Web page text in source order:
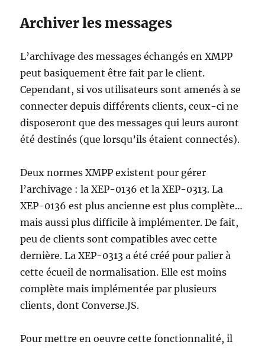
Archiver les messages
L’archivage des messages échangés en XMPP
peut basiquement être fait par le client.
Cependant, si vos utilisateurs sont amenés à se
connecter depuis différents clients, ceux-ci ne
disposeront que des messages qui leurs auront
été destinés (que lorsqu’ils étaient connectés).
Deux normes XMPP existent pour gérer
l’archivage : la XEP-0136 et la XEP-0313. La
XEP-0136 est plus ancienne est plus complète…
mais aussi plus difficile à implémenter. De fait,
peu de clients sont compatibles avec cette
dernière. La XEP-0313 a été créé pour palier à
cette écueil de normalisation. Elle est moins
complète mais implémentée par plusieurs
clients, dont Converse.JS.
Pour mettre en oeuvre cette fonctionnalité, il